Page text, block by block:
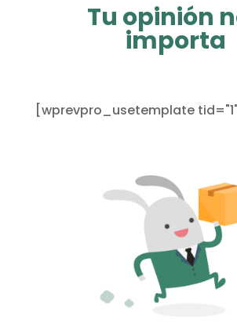
Tu opinión
importa
[wprevpro_usetemplate